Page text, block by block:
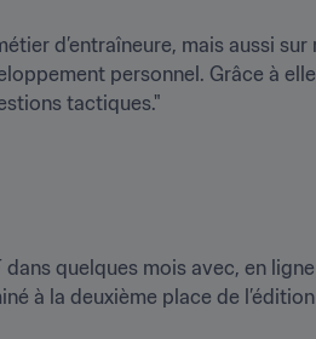
d’entraîneure, mais aussi sur
personnel. Grâce à
tactiques."
quelques mois avec, en
à la deuxième place de